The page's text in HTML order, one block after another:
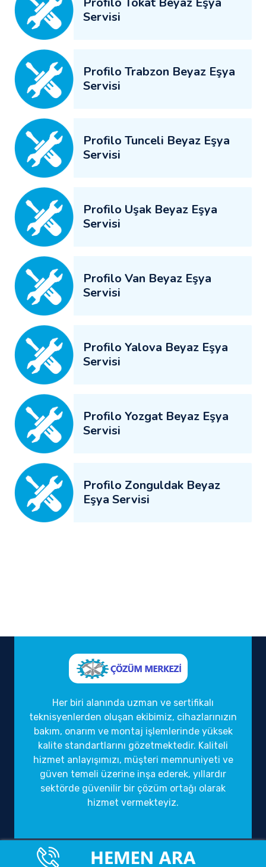
Servisi
Profilo Trabzon Beyaz Eşya
Servisi
Profilo Tunceli Beyaz Eşya
Servisi
Profilo Uşak Beyaz Eşya
Servisi
Profilo Van Beyaz Eşya
Servisi
Profilo Yalova Beyaz Eşya
Servisi
Profilo Yozgat Beyaz Eşya
Servisi
Profilo Zonguldak Beyaz
Eşya Servisi
Her biri alanında uzman ve sertifikalı
teknisyenlerden oluşan ekibimiz, cihazlarınızın
bakım, onarım ve montaj işlemlerinde yüksek
kalite standartlarını gözetmektedir. Kaliteli
hizmet anlayışımızı, müşteri memnuniyeti ve
güven temeli üzerine inşa ederek, yıllardır
sektörde güvenilir bir çözüm ortağı olarak
hizmet vermekteyiz.